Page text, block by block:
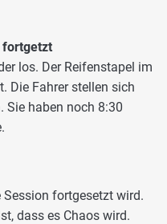
fortgetzt
los. Der Reifenstapel im
Die Fahrer stellen sich
Sie haben noch 8:30
fortgesetzt wird.
dass es Chaos wird.